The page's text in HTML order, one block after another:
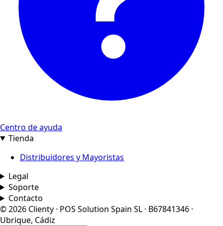
Centro de ayuda
Tienda
Distribuidores y Mayoristas
Legal
Soporte
Contacto
© 2026 Clienty · POS Solution Spain SL · B67841346 ·
Ubrique, Cádiz